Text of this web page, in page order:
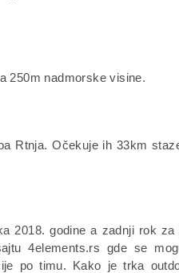
250m nadmorske visine.
Rtnja. Očekuje ih 33km
2018. godine a zadnji rok
4elements.rs gde se
po timu. Kako je trka